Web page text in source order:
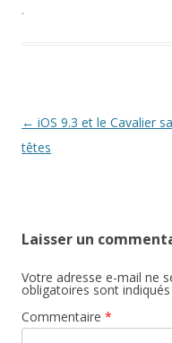
r
e
t
r
.
Navigation
des
← iOS 9.3 et le Cavalier
têtes
Laisser un
Votre adresse e-mail ne
obligatoires sont
Commentaire *